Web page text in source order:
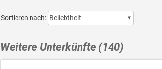
Sortieren nach:
Weitere Unterkünfte (140)